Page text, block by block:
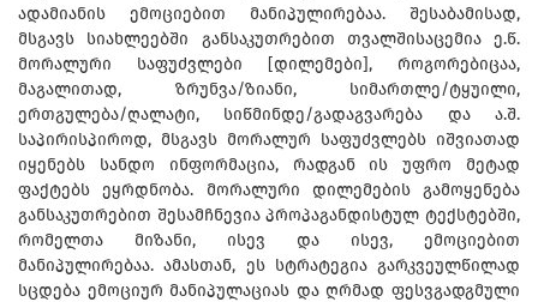
ადამიანის ემოციებით მანიპულირებაა. შესაბამისად,
მსგავს სიახლეებში განსაკუთრებით თვალშისაცემია ე.წ.
მორალური საფუძვლები [დილემები], როგორებიცაა,
მაგალითად, ზრუნვა/ზიანი, სიმართლე/ტყუილი,
ერთგულება/ღალატი, სიწმინდე/გადაგვარება და ა.შ.
საპირისპიროდ, მსგავს მორალურ საფუძვლებს იშვიათად
იყენებს სანდო ინფორმაცია, რადგან ის უფრო მეტად
ფაქტებს ეყრდნობა. მორალური დილემების გამოყენება
განსაკუთრებით შესამჩნევია პროპაგანდისტულ ტექსტებში,
რომელთა მიზანი, ისევ და ისევ, ემოციებით
მანიპულირებაა. ამასთან, ეს სტრატეგია გარკვეულწილად
სცდება ემოციურ მანიპულაციას და ღრმად ფესვგადგმული